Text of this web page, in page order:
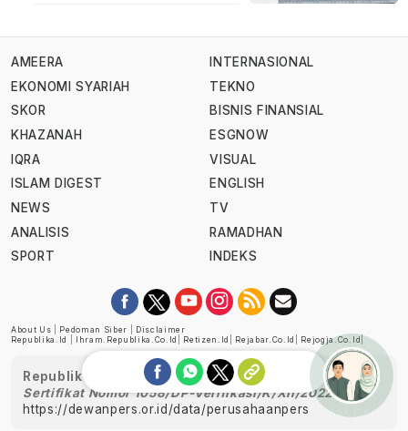
AMEERA
EKONOMI SYARIAH
SKOR
KHAZANAH
IQRA
ISLAM DIGEST
NEWS
ANALISIS
SPORT
INTERNASIONAL
TEKNO
BISNIS FINANSIAL
ESGNOW
VISUAL
ENGLISH
TV
RAMADHAN
INDEKS
About Us Pedoman Siber
Disclaimer
Republika.id
Ihram.republika.co.id Retizen.id Rejabar.co.id Rejogja.co.id
Republika telah diverifikasi oleh Dewan Pers
Sertifikat Nomor 1058/DP-Verifikasi/K/XII/2022
https://dewanpers.or.id/data/perusahaanpers
Ask me!